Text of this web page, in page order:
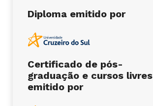
Diploma emitido por
Certificado de pós-
graduação e cursos livres
emitido por